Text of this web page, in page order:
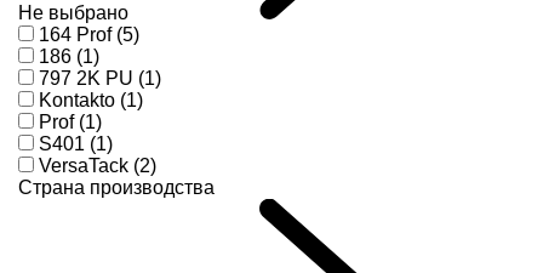
Не выбрано
164 Prof (5)
186 (1)
797 2K PU (1)
Kontakto (1)
Prof (1)
S401 (1)
VersaTack (2)
Страна производства